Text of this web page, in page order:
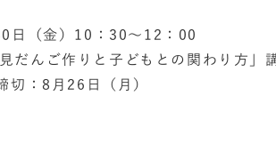
日（金）10：30～12：00
見だんご作りと子どもとの関わり方」
切：8月26日（月）